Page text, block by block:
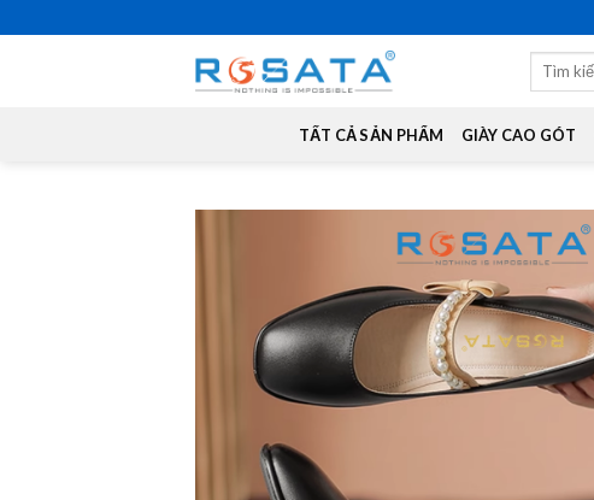
Search
TẤT CẢ SẢN PHẨM GIÀY CAO GÓT